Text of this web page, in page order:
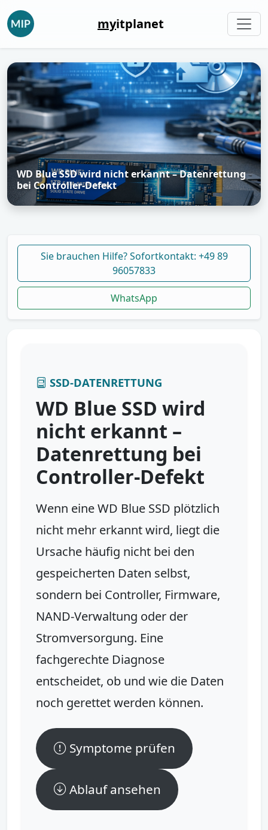
myitplanet
WD Blue SSD wird nicht erkannt – Datenrettung
bei Controller-Defekt
Sie brauchen Hilfe? Sofortkontakt: +49 89
96057833
WhatsApp
SSD-DATENRETTUNG
WD Blue SSD wird
nicht erkannt –
Datenrettung bei
Controller-Defekt
Wenn eine WD Blue SSD plötzlich
nicht mehr erkannt wird, liegt die
Ursache häufig nicht bei den
gespeicherten Daten selbst,
sondern bei Controller, Firmware,
NAND-Verwaltung oder der
Stromversorgung. Eine
fachgerechte Diagnose
entscheidet, ob und wie die Daten
noch gerettet werden können.
Symptome prüfen
Ablauf ansehen